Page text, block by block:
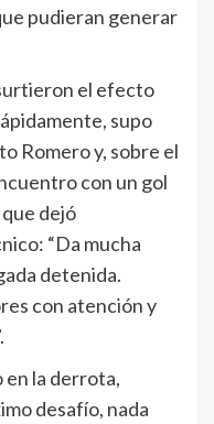
pudieran generar
el efecto
supo
Romero y, sobre el
con un gol
dejó
“Da mucha
detenida.
con atención y
en la derrota,
desafío, nada